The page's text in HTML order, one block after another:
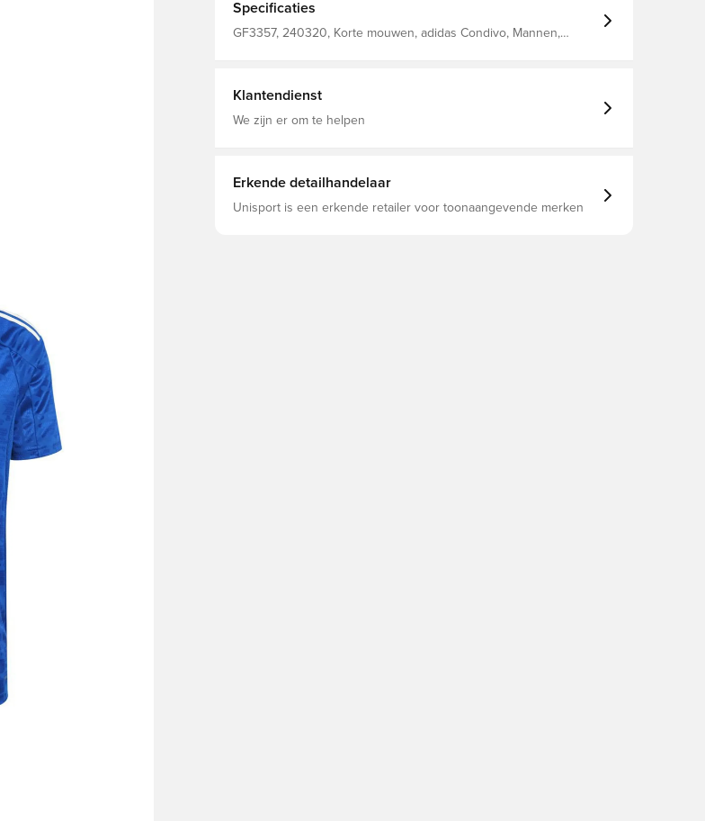
Specificaties
GF3357, 240320, Korte mouwen, adidas Condivo, Mannen,
Klantendienst
We zijn er om te helpen
Erkende detailhandelaar
Unisport is een erkende retailer voor toonaangevende merken